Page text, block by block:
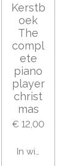
Kerstb
oek
The
compl
ete
piano
player
christ
mas
€ 12,00
In